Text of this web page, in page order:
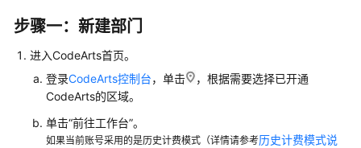
前
准
设
置
CodeArts
步骤一：新建部门
进入CodeArts首页。
登录CodeArts控制台，单击
，根据需要选择已开通
CodeArts的区域。
单击“前往工作台”。
如果当前账号采用的是历史计费模式（详情请参考历史计费模式说